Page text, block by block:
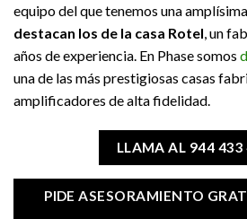
equipo del que tenemos una
destacan los de la casa Rotel , un
años de experiencia. En Phase somos
una de las más prestigiosas casas
amplificadores de alta fidelidad.
LLAMA AL 944 433
PIDE ASESORAMIENTO